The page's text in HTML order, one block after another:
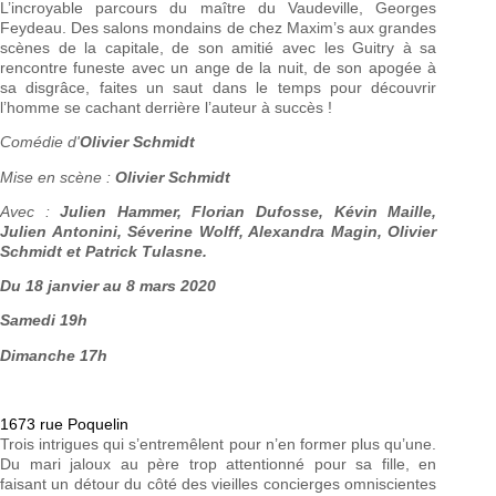
L’incroyable parcours du maître du Vaudeville, Georges
Feydeau. Des salons mondains de chez Maxim’s aux grandes
scènes de la capitale, de son amitié avec les Guitry à sa
rencontre funeste avec un ange de la nuit, de son apogée à
sa disgrâce, faites un saut dans le temps pour découvrir
l’homme se cachant derrière l’auteur à succès !
Comédie d'Olivier Schmidt
Mise en scène : Olivier Schmidt
Avec :Julien Hammer, Florian Dufosse, Kévin Maille,
Julien Antonini, Séverine Wolff, Alexandra Magin, Olivier
Schmidt et Patrick Tulasne.
Du 18 janvier au 8 mars 2020
Samedi 19h
Dimanche 17h
1673 rue Poquelin
Trois intrigues qui s’entremêlent pour n’en former plus qu’une.
Du mari jaloux au père trop attentionné pour sa fille, en
faisant un détour du côté des vieilles concierges omniscientes